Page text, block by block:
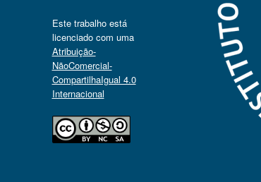
Este trabalho está
licenciado com uma
Atribuição-
NãoComercial-
CompartilhaIgual 4.0
Internacional